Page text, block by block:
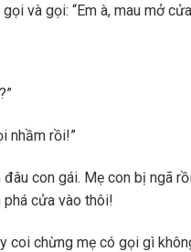
và gọi: “Em à, mau mở
nhầm rồi!”
đâu con gái. Mẹ con bị ngã
phá cửa vào thôi!
coi chừng mẹ có gọi gì